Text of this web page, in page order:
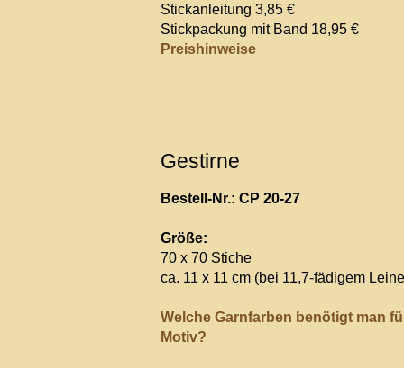
Stickanleitung 3,85 €
Stickpackung mit Band 18,95 €
Preishinweise
Gestirne
Bestell-Nr.: CP 20-27
Größe:
70 x 70 Stiche
ca. 11 x 11 cm (bei 11,7-fädigem
Welche Garnfarben benötigt man
Motiv?